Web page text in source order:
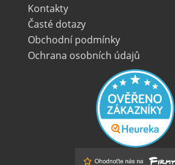
Kontakty
Časté dotazy
Obchodní podmínky
Ochrana osobních údajů